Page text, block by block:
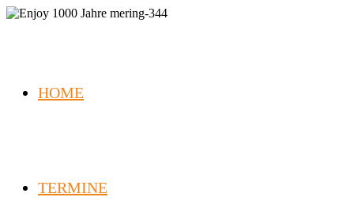
HOME
TERMINE